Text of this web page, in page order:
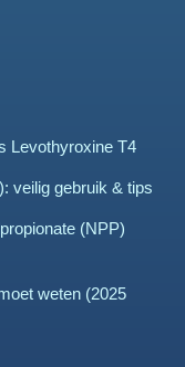
Levothyroxine T4
veilig gebruik & tips
(NPP)
weten (2025